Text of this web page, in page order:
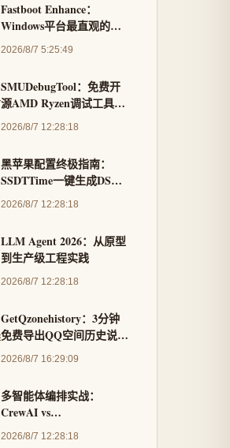
Fastboot Enhance：
Windows平台最直观的
Android刷机工具箱，告
2026/8/7 5:25:49
SMUDebugTool：免费开
源AMD Ryzen调试工具，
让你成为硬件掌控专家
2026/8/7 12:28:18
黑苹果配置终极指南：
SSDTTime一键生成DSDT
补丁的完整教程
2026/8/7 12:28:18
LLM Agent 2026：从原型
到生产级工程实践
2026/8/7 12:28:18
GetQzonehistory：3分钟
免费导出QQ空间历史说说
的完整解决方案
2026/8/7 16:29:09
多智能体编排实战：
CrewAI vs
AutoGen（2026版）
2026/8/7 12:28:18